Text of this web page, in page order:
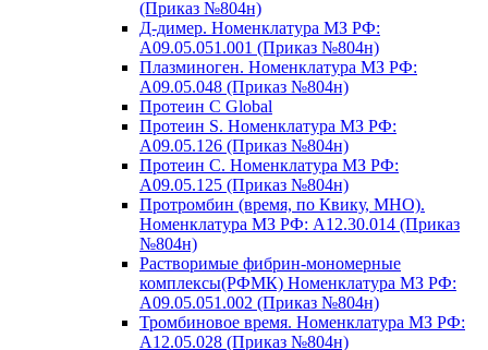
(Приказ №804н)
Д-димер. Номенклатура МЗ РФ:
A09.05.051.001 (Приказ №804н)
Плазминоген. Номенклатура МЗ РФ:
A09.05.048 (Приказ №804н)
Протеин C Global
Протеин S. Номенклатура МЗ РФ:
A09.05.126 (Приказ №804н)
Протеин С. Номенклатура МЗ РФ:
A09.05.125 (Приказ №804н)
Протромбин (время, по Квику, МНО).
Номенклатура МЗ РФ: A12.30.014 (Приказ
№804н)
Растворимые фибрин-мономерные
комплексы(РФМК) Номенклатура МЗ РФ:
A09.05.051.002 (Приказ №804н)
Тромбиновое время. Номенклатура МЗ РФ:
A12.05.028 (Приказ №804н)